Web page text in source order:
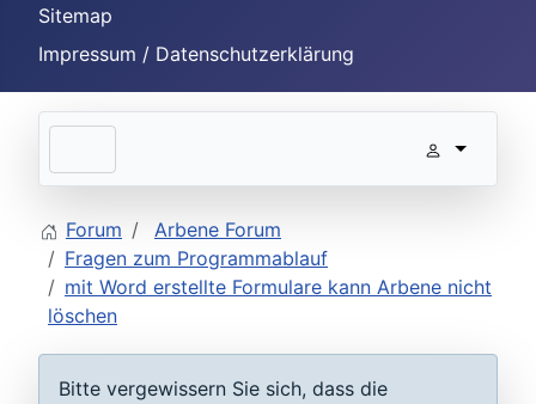
Sitemap
Impressum / Datenschutzerklärung
Forum
Arbene Forum
Fragen zum Programmablauf
mit Word erstellte Formulare kann Arbene nicht
löschen
Bitte vergewissern Sie sich, dass die